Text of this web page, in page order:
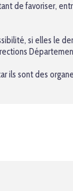
de favoriser,
si elles le
sont des